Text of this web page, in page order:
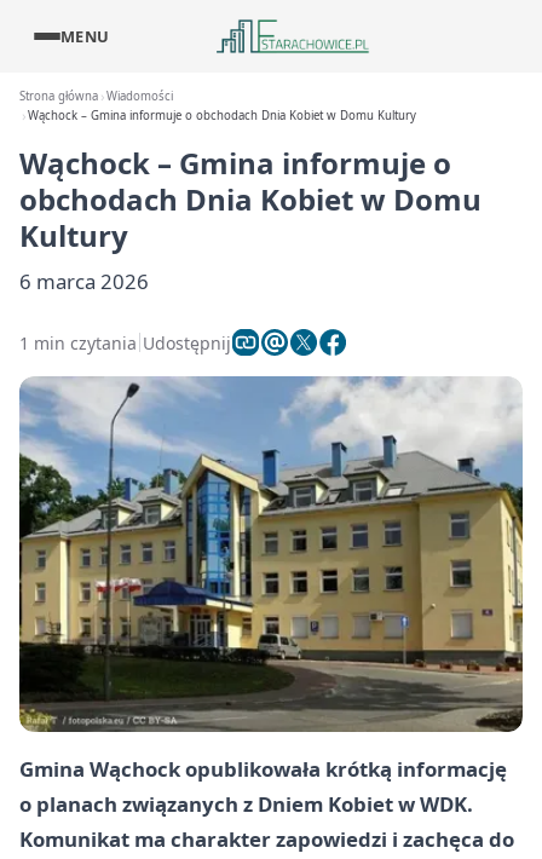
MENU
Strona główna Wiadomości
Wąchock – Gmina informuje o obchodach Dnia Kobiet w Domu Kultury
Wąchock – Gmina informuje o
obchodach Dnia Kobiet w Domu
Kultury
6 marca 2026
1 min czytania Udostępnij
Gmina Wąchock opublikowała krótką informację
o planach związanych z Dniem KobietwWDK.
Komunikat ma charakter zapowiedzi i zachęca do